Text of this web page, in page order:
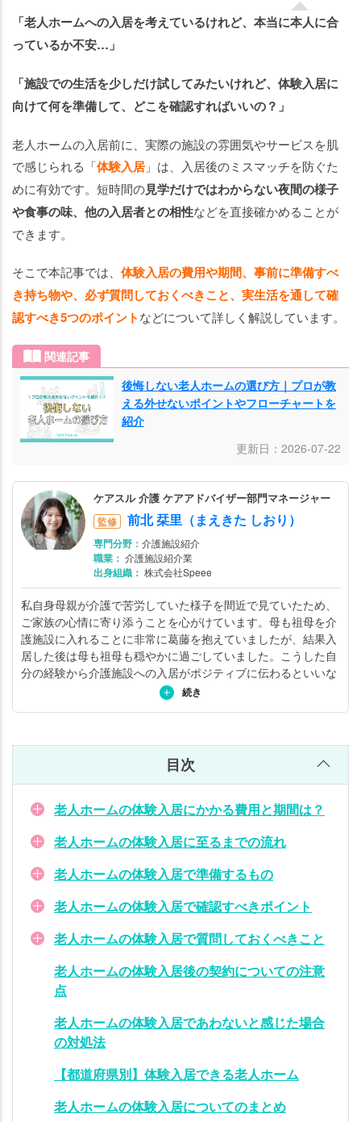
「老人ホームへの入居を考えているけれど、本当に本人に合
っているか不安…」
「施設での生活を少しだけ試してみたいけれど、体験入居に
向けて何を準備して、どこを確認すればいいの？」
老人ホームの入居前に、実際の施設の雰囲気やサービスを肌
で感じられる「体験入居 」は、入居後のミスマッチを防ぐた
めに有効です。短時間の見学だけではわからない夜間の様子
や食事の味、他の入居者との相性などを直接確かめることが
できます。
そこで本記事では、 体験入居の費用や期間、事前に準備すべ
き持ち物や、必ず質問しておくべきこと、実生活を通して確
認すべき5つのポイントなどについて詳しく解説しています。
関連記事
後悔しない老人ホームの選び方｜プロが教
える外せないポイントやフローチャートを
紹介
更新日：2026-07-22
ケアスル 介護 ケアアドバイザー部門マネージャー
監修 前北 栞里（まえきた しおり）
専門分野： 介護施設紹介
職業： 介護施設紹介業
出身組織： 株式会社Speee
私自身母親が介護で苦労していた様子を間近で見ていたため、
ご家族の心情に寄り添うことを心がけています。母も祖母を介
護施設に入れることに非常に葛藤を抱えていましたが、結果入
居した後は母も祖母も穏やかに過ごしていました。こうした自
分の経験から介護施設への入居がポジティブに伝わるといいな
と思い日々ご家族とお話ししています。詳しくは
続き
目次
老人ホームの体験入居にかかる費用と期間は？
老人ホームの体験入居に至るまでの流れ
老人ホームの体験入居で準備するもの
老人ホームの体験入居で確認すべきポイント
老人ホームの体験入居で質問しておくべきこと
老人ホームの体験入居後の契約についての注意
点
老人ホームの体験入居であわないと感じた場合
の対処法
【都道府県別】体験入居できる老人ホーム
老人ホームの体験入居についてのまとめ
ム
の
験
入
で
準
備
す
る
も
老
人
ホ
ー
ム
の
体
験
入
で
確
認
す
ポ
イ
ン
ト
人
ー
の
体
入
居
で
質
し
お
く
べ
き
と
老